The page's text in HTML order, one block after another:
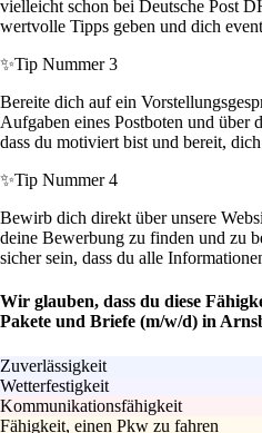
vielleicht schon bei Deutsche Post
wertvolle Tipps geben und dich
✨Tip Nummer 3
Bereite dich auf ein
Aufgaben eines Postboten und über
dass du motiviert bist und bereit,
✨Tip Nummer 4
Bewirb dich direkt über unsere
deine Bewerbung zu finden und zu
sicher sein, dass du alle
Wir glauben, dass du diese
Pakete und Briefe (m/w/d) in
Zuverlässigkeit
Wetterfestigkeit
Kommunikationsfähigkeit
Fähigkeit, einen Pkw zu fahren